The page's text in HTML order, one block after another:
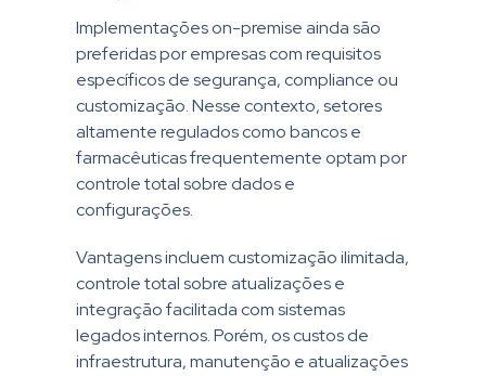
Implementações on-premise ainda são
preferidas por empresas com requisitos
específicos de segurança, compliance ou
customização. Nesse contexto, setores
altamente regulados como bancos e
farmacêuticas frequentemente optam por
controle total sobre dados e
configurações.
Vantagens incluem customização ilimitada,
controle total sobre atualizações e
integração facilitada com sistemas
legados internos. Porém, os custos de
infraestrutura, manutenção e atualizações